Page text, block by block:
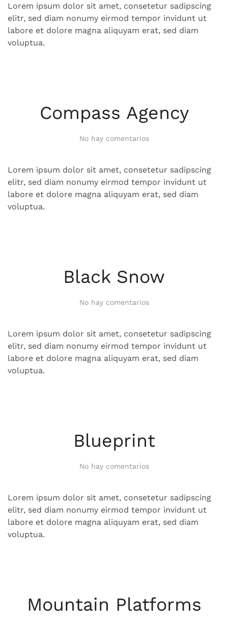
Lorem ipsum dolor sit amet, consetetur sadipscing
elitr, sed diam nonumy eirmod tempor invidunt ut
labore et dolore magna aliquyam erat, sed diam
voluptua.
Compass Agency
No hay comentariosen
Lorem ipsum dolor sit amet, consetetur sadipscing
elitr, sed diam nonumy eirmod tempor invidunt ut
labore et dolore magna aliquyam erat, sed diam
voluptua.
Black Snow
No hay comentariosen
Lorem ipsum dolor sit amet, consetetur sadipscing
elitr, sed diam nonumy eirmod tempor invidunt ut
labore et dolore magna aliquyam erat, sed diam
voluptua.
Blueprint
No hay comentariosen
Lorem ipsum dolor sit amet, consetetur sadipscing
elitr, sed diam nonumy eirmod tempor invidunt ut
labore et dolore magna aliquyam erat, sed diam
voluptua.
Mountain Platforms